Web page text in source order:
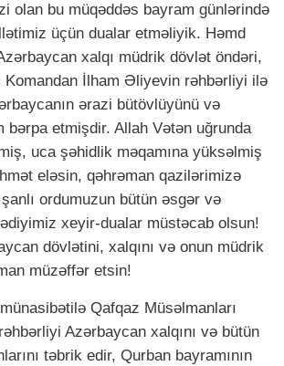
olan bu müqəddəs bayram günlərində
üçün dualar etməliyik. Həmd
xalqı müdrik dövlət öndəri,
Komandan İlham Əliyevin rəhbərliyi ilə
ərazi bütövlüyünü və
bərpa etmişdir. Allah Vətən uğrunda
uca şəhidlik məqamına yüksəlmiş
eləsin, qəhrəman qazilərimizə
ordumuzun bütün əsgər və
xeyir-dualar müstəcab olsun!
dövlətini, xalqını və onun müdrik
müzəffər etsin!
Qafqaz Müsəlmanları
Azərbaycan xalqını və bütün
təbrik edir, Qurban bayramının